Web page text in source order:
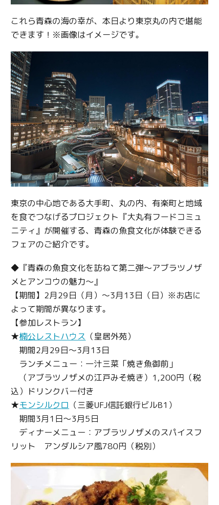
これら青森の海の幸が、本日より東京丸の内で堪能
できます！※画像はイメージです。
東京の中心地である大手町、丸の内、有楽町と地域
を食でつなげるプロジェクト『大丸有フードコミュ
ニティ』が開催する、青森の魚食文化が体験できる
フェアのご紹介です。
◆『青森の魚食文化を訪ねて第二弾～アブラツノザ
メとアンコウの魅力～』
【期間】2月29日（月）～3月13日（日）※お店に
よって期間が異なります。
【参加レストラン】
★楠公レストハウス （皇居外苑）
期間2月29日～3月13日
ランチメニュー：一汁三菜「焼き魚御前」
（アブラツノザメの江戸みそ焼き）1,200円（税
込）ドリンクバー付き
★モンシルクロ （三菱UFJ信託銀行ビルB1）
期間3月1日～3月5日
ディナーメニュー：アブラツノザメのスパイスフ
リット アンダルシア風780円（税別）